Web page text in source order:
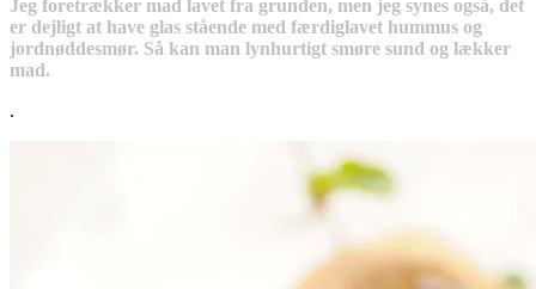
Jeg foretrækker mad lavet fra grunden, men jeg synes også, det
er dejligt at have glas stående med færdiglavet hummus og
jordnøddesmør. Så kan man lynhurtigt smøre sund og lækker
mad.
.